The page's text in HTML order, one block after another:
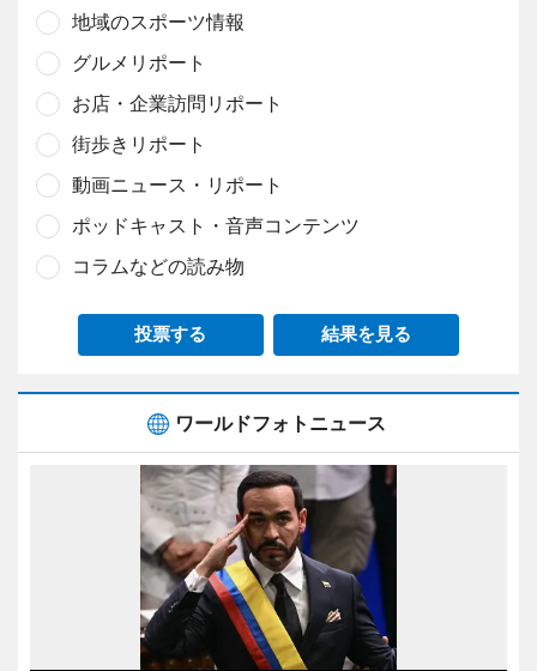
地域のスポーツ情報
グルメリポート
お店・企業訪問リポート
街歩きリポート
動画ニュース・リポート
ポッドキャスト・音声コンテンツ
コラムなどの読み物
投票する 結果を見る
ワールドフォトニュース